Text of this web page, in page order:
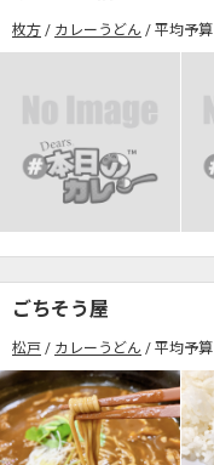
カード決済可
枚方 カレーうどん 平均予算
ごちそう屋
松戸 カレーうどん 平均予算